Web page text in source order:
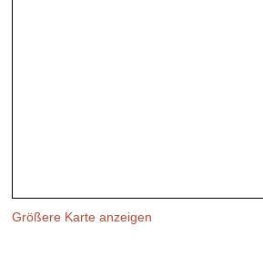
Größere Karte anzeigen